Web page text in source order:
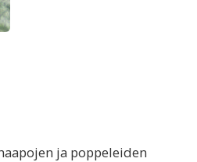
ja poppeleiden